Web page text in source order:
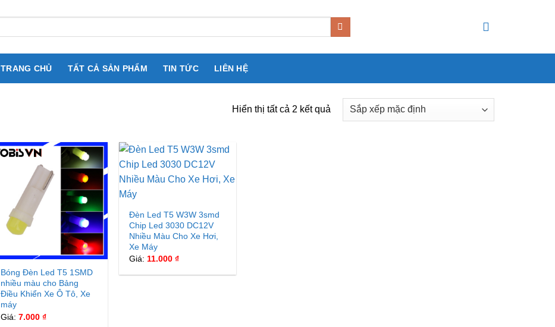
TRANG CHỦ TẤT CẢ SẢN PHẨM TIN TỨC LIÊN HỆ
Hiển thị tất cả 2 kết quả
Bóng Đèn Led T5 1SMD
nhiều màu cho Bảng
Điều Khiển Xe Ô Tô, Xe
máy
Giá: 7.000 ₫
Đèn Led T5 W3W 3smd
Chip Led 3030 DC12V
Nhiều Màu Cho Xe Hơi,
Xe Máy
Giá:11.000₫